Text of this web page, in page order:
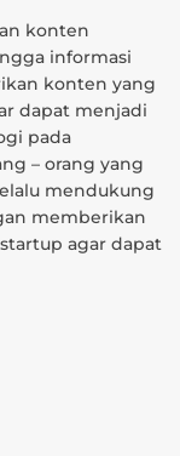
konten
informasi
konten yang
dapat menjadi
pada
– orang yang
mendukung
memberikan
agar dapat